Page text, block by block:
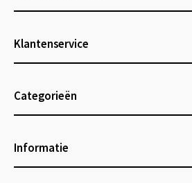
Klantenservice
Categorieën
Informatie